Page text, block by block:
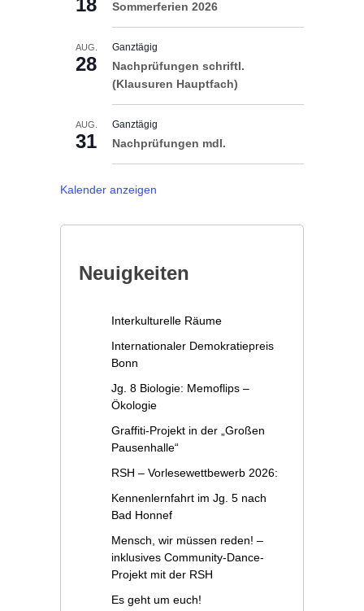
Sommerferien 2026
AUG.
28
Ganztägig
Nachprüfungen schriftl.
(Klausuren Hauptfach)
AUG.
31
Ganztägig
Nachprüfungen mdl.
Kalender anzeigen
Neuigkeiten
Interkulturelle Räume
Internationaler Demokratiepreis
Bonn
Jg. 8 Biologie: Memoflips –
Ökologie
Graffiti-Projekt in der „Großen
Pausenhalle“
RSH – Vorlesewettbewerb 2026:
Kennenlernfahrt im Jg. 5 nach
Bad Honnef
Mensch, wir müssen reden! –
inklusives Community-Dance-
Projekt mit der RSH
Es geht um euch!